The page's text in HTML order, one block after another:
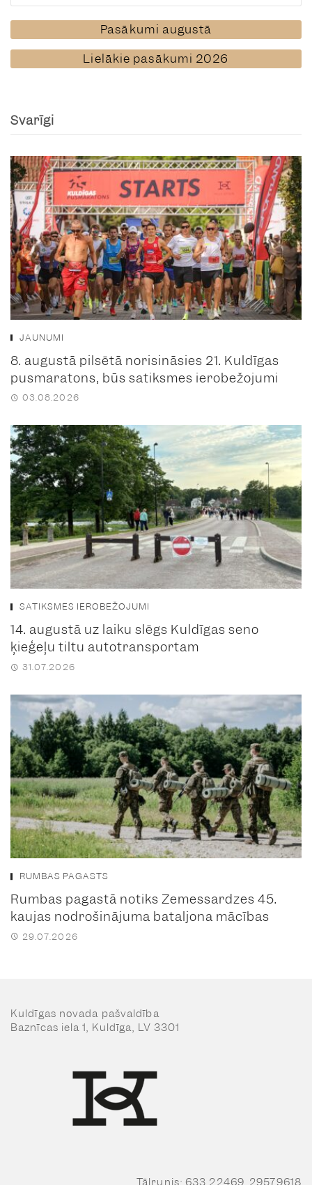
Pasākumi augustā
Lielākie pasākumi 2026
Svarīgi
JAUNUMI
8. augustā pilsētā norisināsies 21. Kuldīgas
pusmaratons, būs satiksmes ierobežojumi
03.08.2026
SATIKSMES IEROBEŽOJUMI
14. augustā uz laiku slēgs Kuldīgas seno
ķieģeļu tiltu autotransportam
31.07.2026
RUMBAS PAGASTS
Rumbas pagastā notiks Zemessardzes 45.
kaujas nodrošinājuma bataljona mācības
29.07.2026
Kuldīgas novada pašvaldība
Baznīcas iela 1, Kuldīga, LV 3301
Tālrunis: 633 22469, 29579618